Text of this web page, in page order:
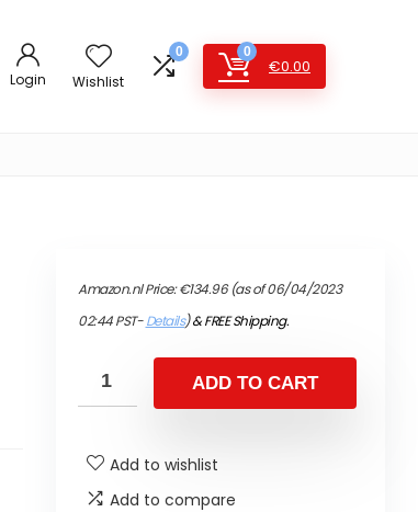
Login Wishlist
0 0
€0.00
Amazon.nl Price:€134.96(as of 06/04/2023
02:44 PST-Details)&FREE Shipping.
ADD TO CART
Add to wishlist
Add to compare